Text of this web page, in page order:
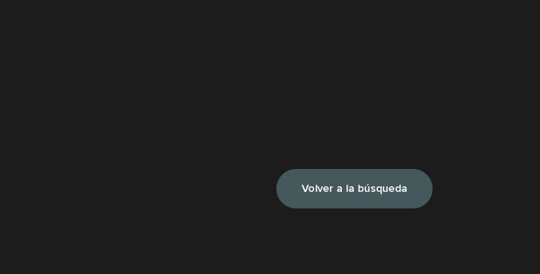
Volver a la búsqueda